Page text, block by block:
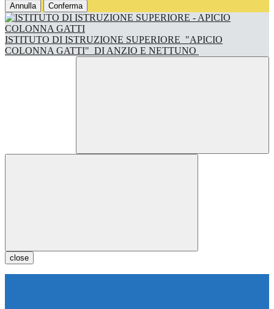
Annulla Conferma
ISTITUTO DI ISTRUZIONE SUPERIORE "APICIO
COLONNA GATTI" DI ANZIO E NETTUNO
close